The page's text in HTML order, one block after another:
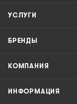
УСЛУГИ
БРЕНДЫ
КОМПАНИЯ
ИНФОРМАЦИЯ